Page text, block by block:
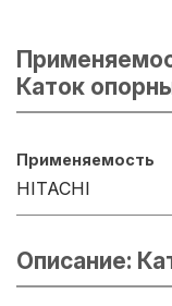
Каток
Применяемость
HITACHI
Описание: